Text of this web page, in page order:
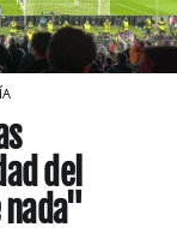
del
nada"